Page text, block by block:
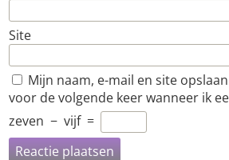
Site
Mijn naam, e-mail en site
voor de volgende keer wanneer ik
zeven − vijf =